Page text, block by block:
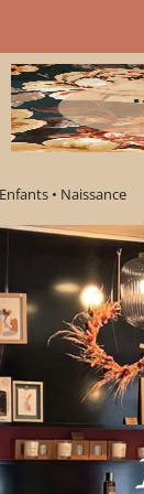
Enfants • Naissance